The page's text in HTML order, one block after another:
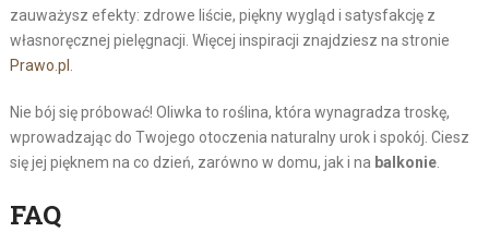
zauważysz efekty: zdrowe liście, piękny wygląd i satysfakcję z
własnoręcznej pielęgnacji. Więcej inspiracji znajdziesz na stronie
Prawo.pl
Nie bój się próbować! Oliwka to roślina, która wynagradza troskę,
wprowadzając do Twojego otoczenia naturalny urok i spokój. Ciesz
się jej pięknem na co dzień, zarówno w domu, jak i na balkonie.
FAQ